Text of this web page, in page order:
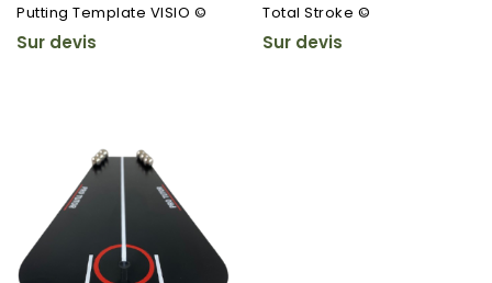
Putting Template VISIO ©
Sur devis
Total Stroke ©
Sur devis